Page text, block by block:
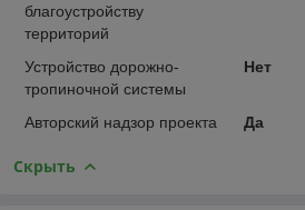
благоустройству
территорий
Устройство дорожно-
тропиночной системы
Нет
Авторский надзор проекта Да
Скрыть